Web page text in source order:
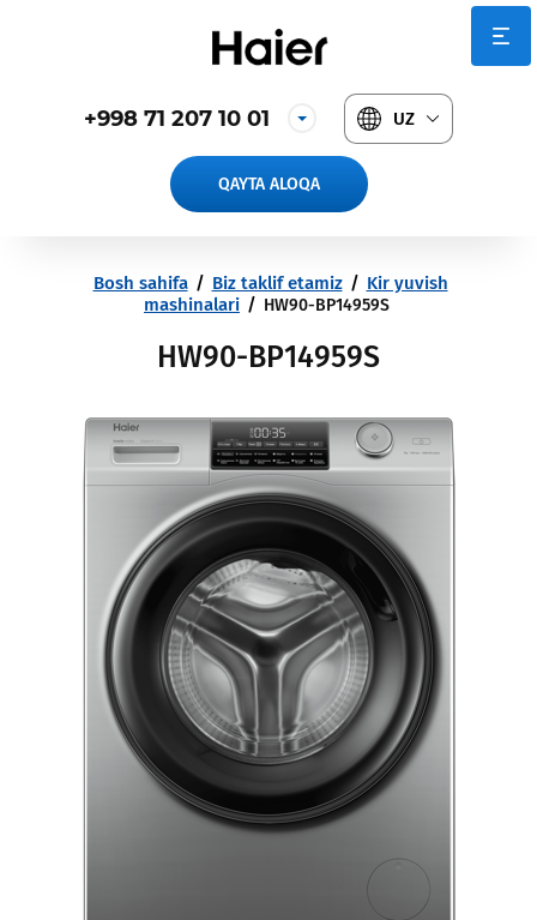
+998 71 207 10 01 UZ
QAYTA ALOQA
Bosh sahifa / Biz taklif etamiz / Kir yuvish
mashinalari / HW90-BP14959S
HW90-BP14959S